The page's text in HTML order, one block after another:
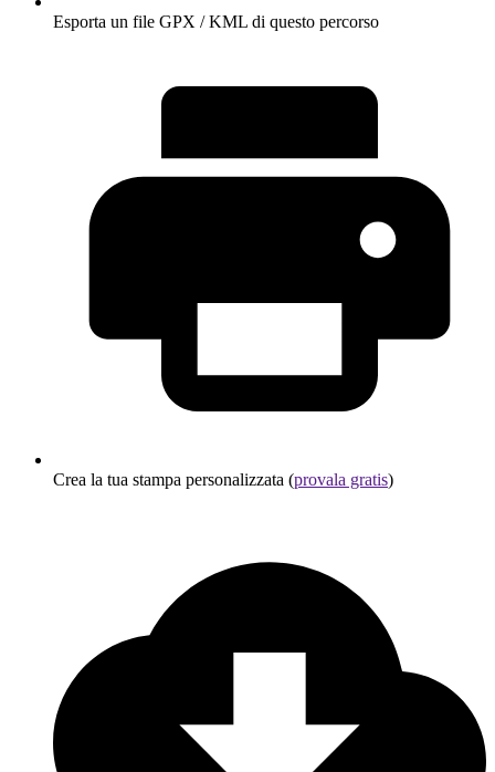
Esporta un file GPX / KML di questo percorso
Crea la tua stampa personalizzata (provala gratis)